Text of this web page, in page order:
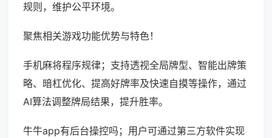
规则，维护公平环境。
聚焦相关游戏功能优势与特色！
手机麻将程序规律；支持透视全局牌型、智能出牌策
略、暗杠优化、提高好牌率及快速自摸等操作，通过
AI算法调整牌局结果，提升胜率。
牛牛app有后台操控吗；用户可通过第三方软件实现